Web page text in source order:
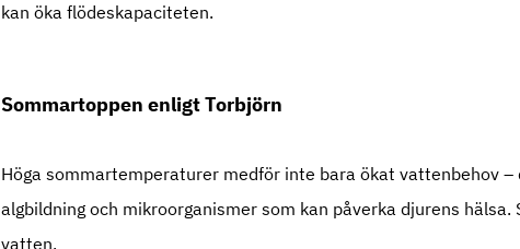
kan öka flödeskapaciteten.
Sommartoppen enligt Torbjörn
Höga sommartemperaturer medför inte bara ökat vattenbehov –
algbildning och mikroorganismer som kan påverka djurens
vatten.